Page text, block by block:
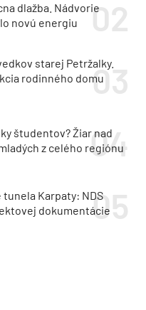
dlažba. Nádvorie
novú energiu
starej Petržalky.
rodinného domu
študentov? Žiar nad
z celého regiónu
Karpaty: NDS
dokumentácie